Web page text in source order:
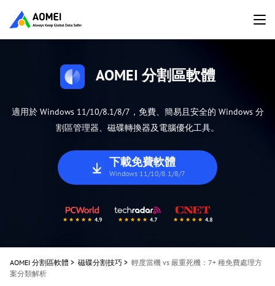
AOMEI 分割區軟體
適用於 Windows 11/10/8.1/8/7，免費、簡易且安全的 Windows 分
割區管理器、磁碟轉換器及電腦優化工具。
下載免費軟體
Windows 11/10/8.1/8/7
AOMEI 分割區軟體 > 磁碟分割技巧 > 輕度當機 vs 嚴重死機：7+ 種免費處理方
案分類解析